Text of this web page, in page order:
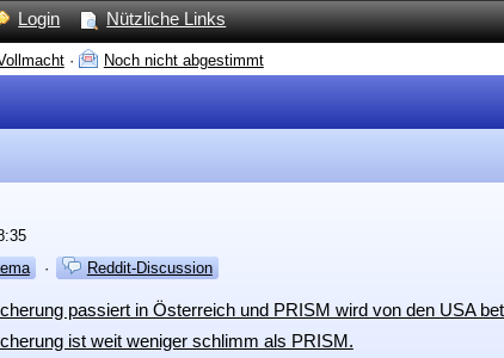
Login Nützliche Links
· Noch nicht abgestimmt
· Reddit-Discussion
passiert in Österreich und PRISM wird von den USA
ist weit weniger schlimm als PRISM.